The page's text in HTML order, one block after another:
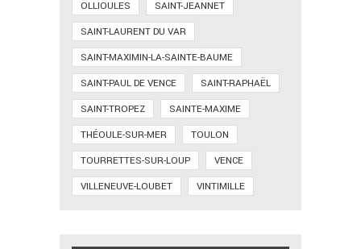
OLLIOULES
SAINT-JEANNET
SAINT-LAURENT DU VAR
SAINT-MAXIMIN-LA-SAINTE-BAUME
SAINT-PAUL DE VENCE
SAINT-RAPHAËL
SAINT-TROPEZ
SAINTE-MAXIME
THÉOULE-SUR-MER
TOULON
TOURRETTES-SUR-LOUP
VENCE
VILLENEUVE-LOUBET
VINTIMILLE